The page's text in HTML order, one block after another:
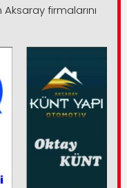
firmalarını